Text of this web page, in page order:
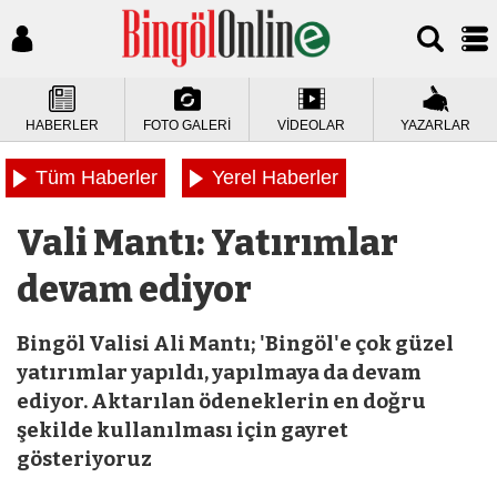
HABERLER FOTO GALERİ VİDEOLAR YAZARLAR
Tüm Haberler Yerel Haberler
Vali Mantı: Yatırımlar
devam ediyor
Bingöl Valisi Ali Mantı; 'Bingöl'e çok güzel
yatırımlar yapıldı, yapılmaya da devam
ediyor. Aktarılan ödeneklerin en doğru
şekilde kullanılması için gayret
gösteriyoruz